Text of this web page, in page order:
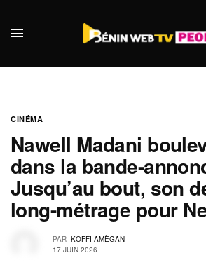
CINÉMA
Nawell Madani
dans la bande-
Jusqu’au bout, son
long-métrage pour
PAR KOFFI AMÈGAN
17 JUIN 2026